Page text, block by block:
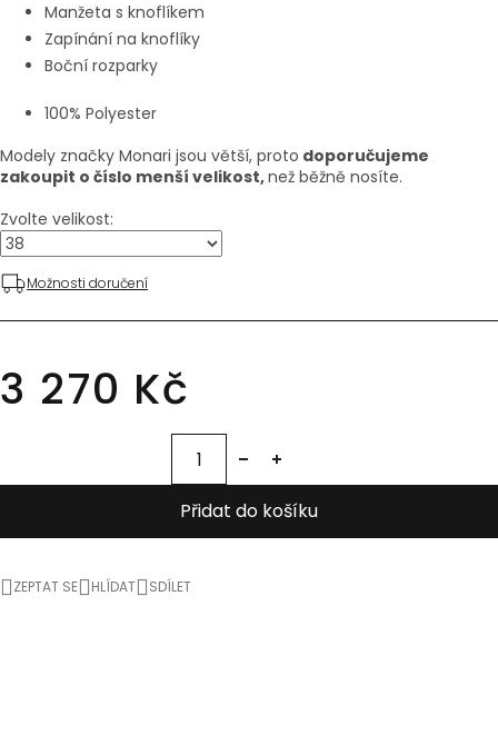
3 270 Kč
Zvolte velikost:
Možnosti doručení
Přidat do košíku
Manžeta s knoflíkem
Zapínání na knoflíky
Boční rozparky
100% Polyester
Modely značky Monari jsou větší, proto doporučujeme
zakoupit o číslo menší velikost,než běžně nosíte.
ZEPTAT SE HLÍDAT SDÍLET